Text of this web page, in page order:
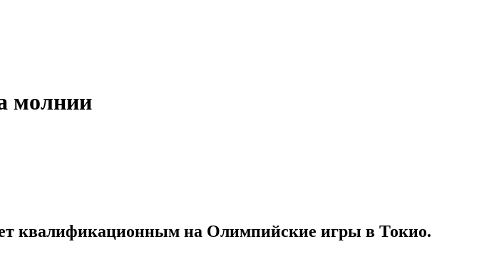
молнии
квалификационным на Олимпийские игры в Токио.